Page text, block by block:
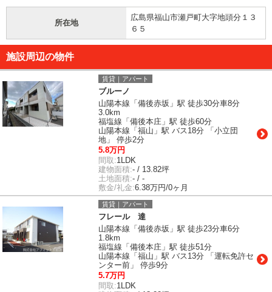
所在地
広島県福山市瀬戸町大字地頭分１３
６５
施設周辺の物件
賃貸｜アパート
ブルーノ
山陽本線「備後赤坂」駅 徒歩30分車8分
3.0km
福塩線「備後本庄」駅 徒歩60分
山陽本線「福山」駅 バス18分 「小立団
地」 停歩2分
5.8万円
間取:1LDK
建物面積:- / 13.82坪
土地面積:- / -
敷金/礼金:6.38万円/0ヶ月
賃貸｜アパート
フレール 達
山陽本線「備後赤坂」駅 徒歩23分車6分
1.8km
福塩線「備後本庄」駅 徒歩51分
山陽本線「福山」駅 バス13分 「運転免許セ
ンター前」 停歩9分
5.7万円
間取:1LDK